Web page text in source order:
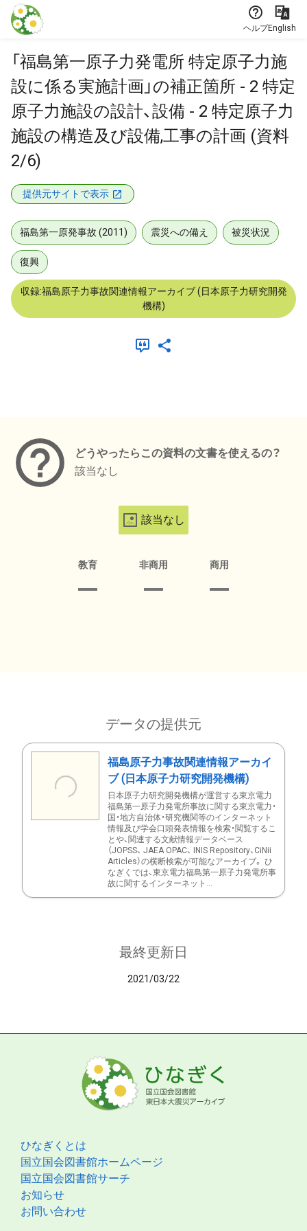
本文に飛ぶ
ヘルプEnglish
「福島第一原子力発電所 特定原子力施
設に係る実施計画」の補正箇所 - 2 特定
原子力施設の設計、設備 - 2 特定原子力
施設の構造及び設備,工事の計画 (資料
2/6)
提供元サイトで表示
福島第一原発事故 (2011) 震災への備え 被災状況
復興
収録:福島原子力事故関連情報アーカイブ (日本原子力研究開発
機構)
どうやったらこの資料の文書を使えるの？
該当なし
該当なし
教育 非商用 商用
データの提供元
福島原子力事故関連情報アーカイ
ブ (日本原子力研究開発機構)
日本原子力研究開発機構が運営する東京電力
福島第一原子力発電所事故に関する東京電力・
国・地方自治体・研究機関等のインターネット
情報及び学会口頭発表情報を検索・閲覧するこ
とや、関連する文献情報データベース
（JOPSS、 JAEA OPAC、 INIS Repository、CiNii
Articles）の横断検索が可能なアーカイブ。 ひ
なぎくでは、東京電力福島第一原子力発電所事
故に関するインターネット...
最終更新日
2021/03/22
ひなぎくとは
国立国会図書館ホームページ
国立国会図書館サーチ
お知らせ
お問い合わせ